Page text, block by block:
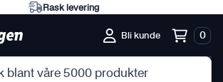
Rask levering
Bli kunde 0